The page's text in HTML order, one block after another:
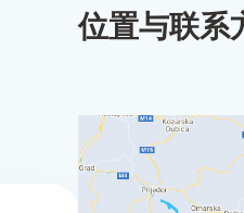
位置与联系